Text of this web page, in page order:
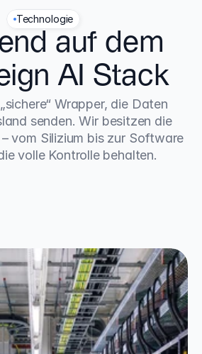
Technologie
auf dem
AI Stack
Wrapper, die Daten
senden. Wir besitzen die
vom Silizium bis zur Software
volle Kontrolle behalten.